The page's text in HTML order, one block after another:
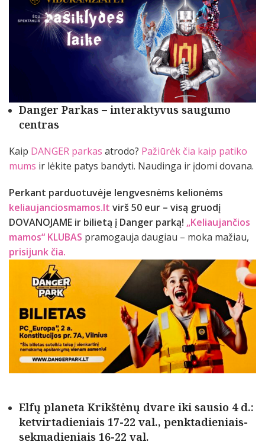
Danger Parkas – interaktyvus saugumo
centras
Kaip DANGER parkas atrodo? Pažiūrėk čia kaip patiko
mums ir lėkite patys bandyti. Naudinga ir įdomi dovana.
Perkant parduotuvėje lengvesnėms kelionėms
keliaujanciosmamos.lt virš 50 eur – visą gruodį
DOVANOJAME ir bilietą į Danger parką! „Keliaujančios
mamos“ KLUBAS pramogauja daugiau – moka mažiau,
prisijunk čia.
Elfų planeta Krikštėnų dvare iki sausio 4 d.:
ketvirtadieniais 17-22 val., penktadieniais-
sekmadieniais 16-22 val.